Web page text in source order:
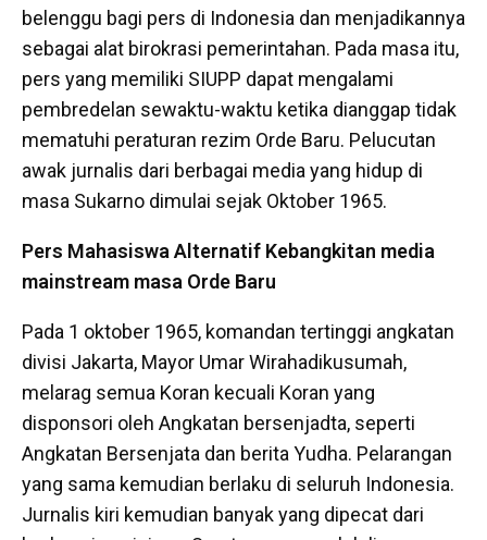
belenggu bagi pers di Indonesia dan menjadikannya
sebagai alat birokrasi pemerintahan. Pada masa itu,
pers yang memiliki SIUPP dapat mengalami
pembredelan sewaktu-waktu ketika dianggap tidak
mematuhi peraturan rezim Orde Baru. Pelucutan
awak jurnalis dari berbagai media yang hidup di
masa Sukarno dimulai sejak Oktober 1965.
Pers Mahasiswa Alternatif Kebangkitan media
mainstream masa Orde Baru
Pada 1 oktober 1965, komandan tertinggi angkatan
divisi Jakarta, Mayor Umar Wirahadikusumah,
melarag semua Koran kecuali Koran yang
disponsori oleh Angkatan bersenjadta, seperti
Angkatan Bersenjata dan berita Yudha. Pelarangan
yang sama kemudian berlaku di seluruh Indonesia.
Jurnalis kiri kemudian banyak yang dipecat dari